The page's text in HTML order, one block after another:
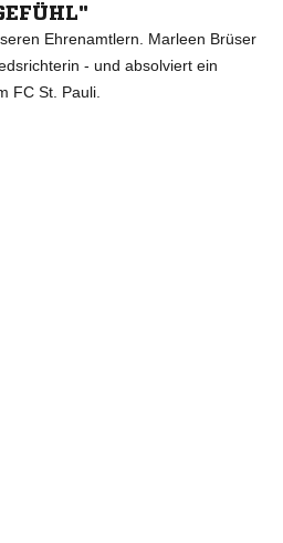
Ehrenamtlern. Marleen Brüser
- und absolviert ein
FC St. Pauli.